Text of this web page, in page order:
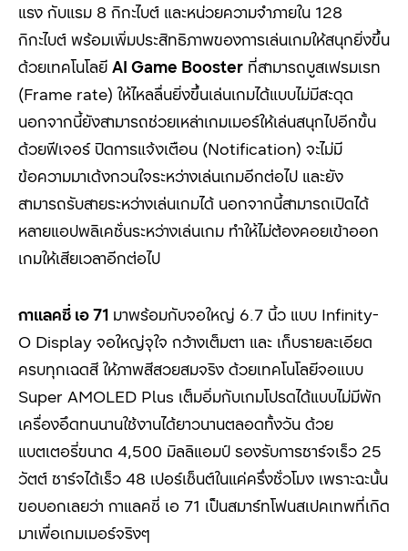
แรง กับแรม 8 กิกะไบต์ และหน่วยความจำภายใน 128
กิกะไบต์ พร้อมเพิ่มประสิทธิภาพของการเล่นเกมให้สนุกยิ่งขึ้น
ด้วยเทคโนโลยี AI Game Booster ที่สามารถบูสเฟรมเรท
(Frame rate) ให้ไหลลื่นยิ่งขึ้นเล่นเกมได้แบบไม่มีสะดุด
นอกจากนี้ยังสามารถช่วยเหล่าเกมเมอร์ให้เล่นสนุกไปอีกขั้น
ด้วยฟีเจอร์ ปิดการแจ้งเตือน (Notification) จะไม่มี
ข้อความมาเด้งกวนใจระหว่างเล่นเกมอีกต่อไป และยัง
สามารถรับสายระหว่างเล่นเกมได้ นอกจากนี้สามารถเปิดได้
หลายแอปพลิเคชั่นระหว่างเล่นเกม ทำให้ไม่ต้องคอยเข้าออก
เกมให้เสียเวลาอีกต่อไป
กาแลคซี่ เอ71 มาพร้อมกับจอใหญ่ 6.7 นิ้ว แบบ Infinity-
O Display จอใหญ่จุใจ กว้างเต็มตา และ เก็บรายละเอียด
ครบทุกเฉดสี ให้ภาพสีสวยสมจริง ด้วยเทคโนโลยีจอแบบ
Super AMOLED Plus เต็มอิ่มกับเกมโปรดได้แบบไม่มีพัก
เครื่องอึดทนนานใช้งานได้ยาวนานตลอดทั้งวัน ด้วย
แบตเตอรี่ขนาด 4,500 มิลลิแอมป์ รองรับการชาร์จเร็ว 25
วัตต์ ชาร์จได้เร็ว 48 เปอร์เซ็นต์ในแค่ครึ่งชั่วโมง เพราะฉะนั้น
ขอบอกเลยว่า กาแลคซี่ เอ 71 เป็นสมาร์ทโฟนสเปคเทพที่เกิด
มาเพื่อเกมเมอร์จริงๆ